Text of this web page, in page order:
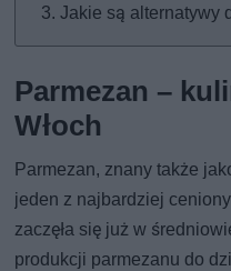
Jakie są alternatywy
Parmezan –
Włoch
Parmezan, znany także
jeden z najbardziej
zaczęła się już w
produkcji parmezanu do